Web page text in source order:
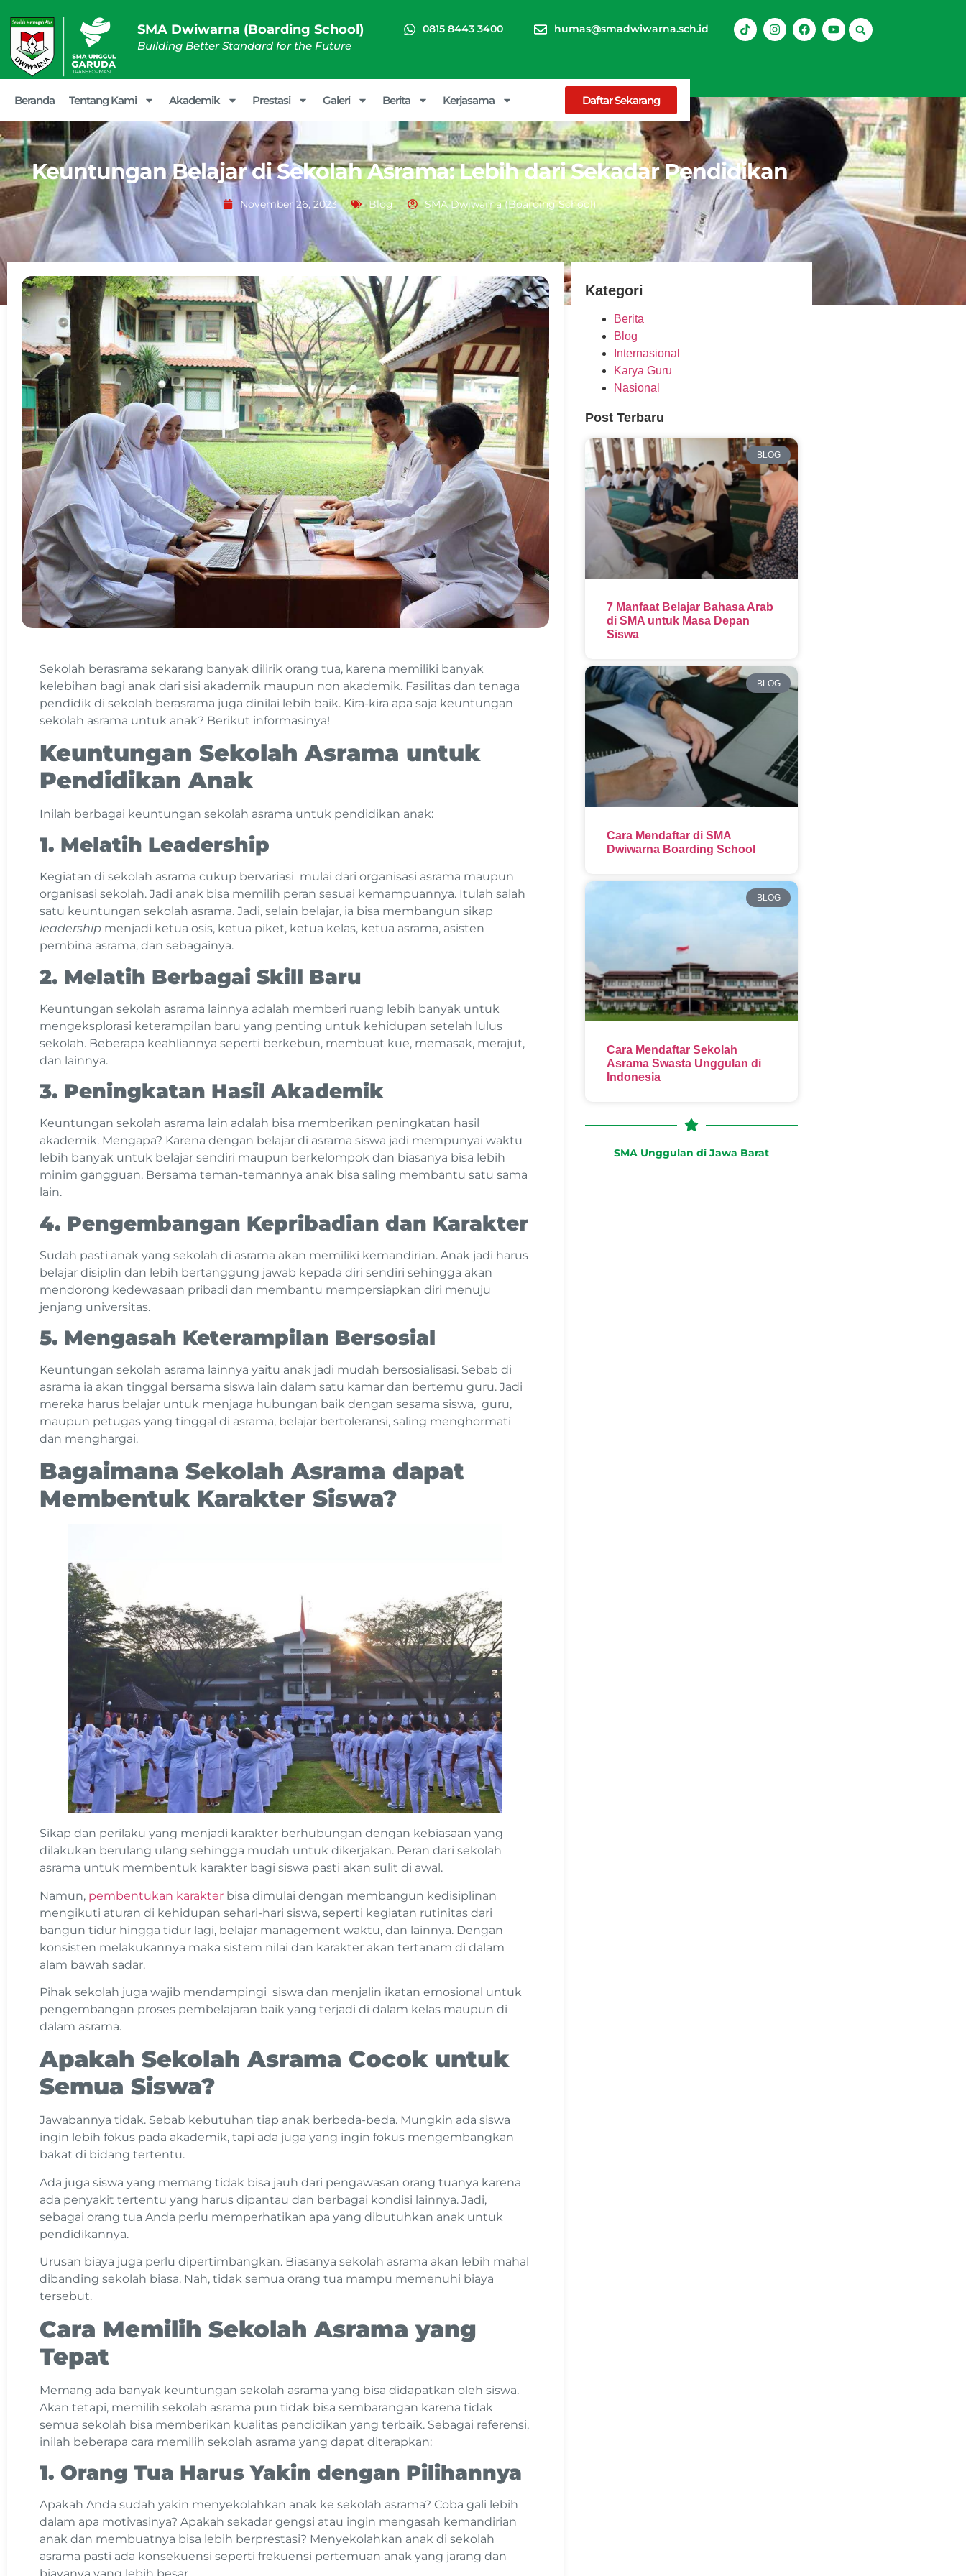
SMA Dwiwarna (Boarding School)
Building Better Standard for the Future
0815 8443 3400 humas@smadwiwarna.sch.id
Beranda Tentang Kami Akademik Prestasi Galeri Berita Kerjasama Daftar Sekarang
Keuntungan Belajar di Sekolah Asrama: Lebih dari Sekadar Pendidikan
November 26, 2023 Blog SMA Dwiwarna (Boarding School)
Sekolah berasrama sekarang banyak dilirik orang tua, karena memiliki banyak
kelebihan bagi anak dari sisi akademik maupun non akademik. Fasilitas dan tenaga
pendidik di sekolah berasrama juga dinilai lebih baik. Kira-kira apa saja keuntungan
sekolah asrama untuk anak? Berikut informasinya!
Keuntungan Sekolah Asrama untuk
Pendidikan Anak
Inilah berbagai keuntungan sekolah asrama untuk pendidikan anak:
1. Melatih Leadership
Kegiatan di sekolah asrama cukup bervariasi mulai dari organisasi asrama maupun
organisasi sekolah. Jadi anak bisa memilih peran sesuai kemampuannya. Itulah salah
satu keuntungan sekolah asrama. Jadi, selain belajar, ia bisa membangun sikap
leadership menjadi ketua osis, ketua piket, ketua kelas, ketua asrama, asisten
pembina asrama, dan sebagainya.
2. Melatih Berbagai Skill Baru
Keuntungan sekolah asrama lainnya adalah memberi ruang lebih banyak untuk
mengeksplorasi keterampilan baru yang penting untuk kehidupan setelah lulus
sekolah. Beberapa keahliannya seperti berkebun, membuat kue, memasak, merajut,
dan lainnya.
3. Peningkatan Hasil Akademik
Keuntungan sekolah asrama lain adalah bisa memberikan peningkatan hasil
akademik. Mengapa? Karena dengan belajar di asrama siswa jadi mempunyai waktu
lebih banyak untuk belajar sendiri maupun berkelompok dan biasanya bisa lebih
minim gangguan. Bersama teman-temannya anak bisa saling membantu satu sama
lain.
4. Pengembangan Kepribadian dan Karakter
Sudah pasti anak yang sekolah di asrama akan memiliki kemandirian. Anak jadi harus
belajar disiplin dan lebih bertanggung jawab kepada diri sendiri sehingga akan
mendorong kedewasaan pribadi dan membantu mempersiapkan diri menuju
jenjang universitas.
5. Mengasah Keterampilan Bersosial
Keuntungan sekolah asrama lainnya yaitu anak jadi mudah bersosialisasi. Sebab di
asrama ia akan tinggal bersama siswa lain dalam satu kamar dan bertemu guru. Jadi
mereka harus belajar untuk menjaga hubungan baik dengan sesama siswa, guru,
maupun petugas yang tinggal di asrama, belajar bertoleransi, saling menghormati
dan menghargai.
Bagaimana Sekolah Asrama dapat
Membentuk Karakter Siswa?
Sikap dan perilaku yang menjadi karakter berhubungan dengan kebiasaan yang
dilakukan berulang ulang sehingga mudah untuk dikerjakan. Peran dari sekolah
asrama untuk membentuk karakter bagi siswa pasti akan sulit di awal.
Namun, pembentukan karakter bisa dimulai dengan membangun kedisiplinan
mengikuti aturan di kehidupan sehari-hari siswa, seperti kegiatan rutinitas dari
bangun tidur hingga tidur lagi, belajar management waktu, dan lainnya. Dengan
konsisten melakukannya maka sistem nilai dan karakter akan tertanam di dalam
alam bawah sadar.
Pihak sekolah juga wajib mendampingi siswa dan menjalin ikatan emosional untuk
pengembangan proses pembelajaran baik yang terjadi di dalam kelas maupun di
dalam asrama.
Apakah Sekolah Asrama Cocok untuk
Semua Siswa?
Jawabannya tidak. Sebab kebutuhan tiap anak berbeda-beda. Mungkin ada siswa
ingin lebih fokus pada akademik, tapi ada juga yang ingin fokus mengembangkan
bakat di bidang tertentu.
Ada juga siswa yang memang tidak bisa jauh dari pengawasan orang tuanya karena
ada penyakit tertentu yang harus dipantau dan berbagai kondisi lainnya. Jadi,
sebagai orang tua Anda perlu memperhatikan apa yang dibutuhkan anak untuk
pendidikannya.
Urusan biaya juga perlu dipertimbangkan. Biasanya sekolah asrama akan lebih mahal
dibanding sekolah biasa. Nah, tidak semua orang tua mampu memenuhi biaya
tersebut.
Cara Memilih Sekolah Asrama yang
Tepat
Memang ada banyak keuntungan sekolah asrama yang bisa didapatkan oleh siswa.
Akan tetapi, memilih sekolah asrama pun tidak bisa sembarangan karena tidak
semua sekolah bisa memberikan kualitas pendidikan yang terbaik. Sebagai referensi,
inilah beberapa cara memilih sekolah asrama yang dapat diterapkan:
1. Orang Tua Harus Yakin dengan Pilihannya
Apakah Anda sudah yakin menyekolahkan anak ke sekolah asrama? Coba gali lebih
dalam apa motivasinya? Apakah sekadar gengsi atau ingin mengasah kemandirian
anak dan membuatnya bisa lebih berprestasi? Menyekolahkan anak di sekolah
asrama pasti ada konsekuensi seperti frekuensi pertemuan anak yang jarang dan
Kategori
Berita
Blog
Internasional
Karya Guru
Nasional
Post Terbaru
BLOG
7 Manfaat Belajar Bahasa Arab
di SMA untuk Masa Depan
Siswa
BLOG
Cara Mendaftar di SMA
Dwiwarna Boarding School
BLOG
Cara Mendaftar Sekolah
Asrama Swasta Unggulan di
Indonesia
SMA Unggulan di Jawa Barat